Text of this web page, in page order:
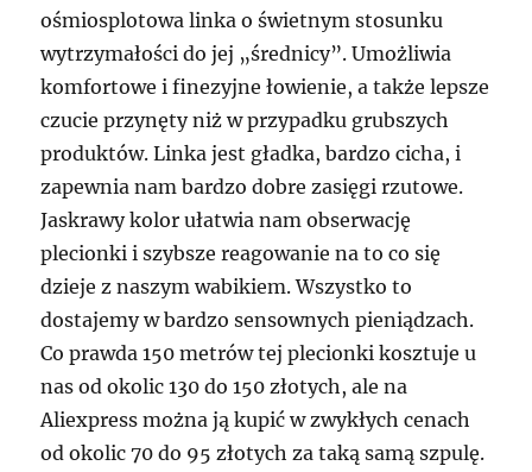
ośmiosplotowa linka o świetnym stosunku
wytrzymałości do jej „średnicy”. Umożliwia
komfortowe i finezyjne łowienie, a także lepsze
czucie przynęty niż w przypadku grubszych
produktów. Linka jest gładka, bardzo cicha, i
zapewnia nam bardzo dobre zasięgi rzutowe.
Jaskrawy kolor ułatwia nam obserwację
plecionki i szybsze reagowanie na to co się
dzieje z naszym wabikiem. Wszystko to
dostajemy w bardzo sensownych pieniądzach.
Co prawda 150 metrów tej plecionki kosztuje u
nas od okolic 130 do 150 złotych, ale na
Aliexpress można ją kupić w zwykłych cenach
od okolic 70 do 95 złotych za taką samą szpulę.